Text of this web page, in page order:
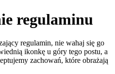
regulaminu
regulamin, nie wahaj się go
ikonkę u góry tego postu, a
zachowań, które obrażają